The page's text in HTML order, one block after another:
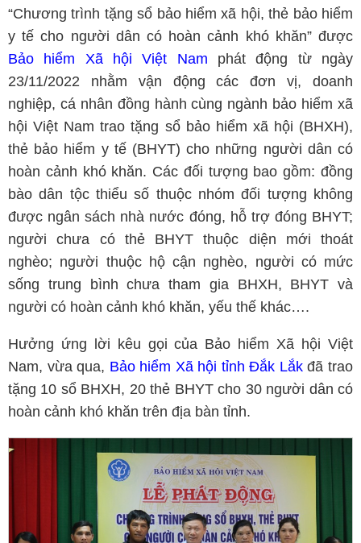
“Chương trình tặng sổ bảo hiểm xã hội, thẻ bảo hiểm
y tế cho người dân có hoàn cảnh khó khăn” được
Bảo hiểm Xã hội Việt Nam phát động từ ngày
23/11/2022 nhằm vận động các đơn vị, doanh
nghiệp, cá nhân đồng hành cùng ngành bảo hiểm xã
hội Việt Nam trao tặng sổ bảo hiểm xã hội (BHXH),
thẻ bảo hiểm y tế (BHYT) cho những người dân có
hoàn cảnh khó khăn. Các đối tượng bao gồm: đồng
bào dân tộc thiểu số thuộc nhóm đối tượng không
được ngân sách nhà nước đóng, hỗ trợ đóng BHYT;
người chưa có thẻ BHYT thuộc diện mới thoát
nghèo; người thuộc hộ cận nghèo, người có mức
sống trung bình chưa tham gia BHXH, BHYT và
người có hoàn cảnh khó khăn, yếu thế khác….
Hưởng ứng lời kêu gọi của Bảo hiểm Xã hội Việt
Nam, vừa qua, Bảo hiểm Xã hội tỉnh Đắk Lắkđã trao
tặng 10 sổ BHXH, 20 thẻ BHYT cho 30 người dân có
hoàn cảnh khó khăn trên địa bàn tỉnh.